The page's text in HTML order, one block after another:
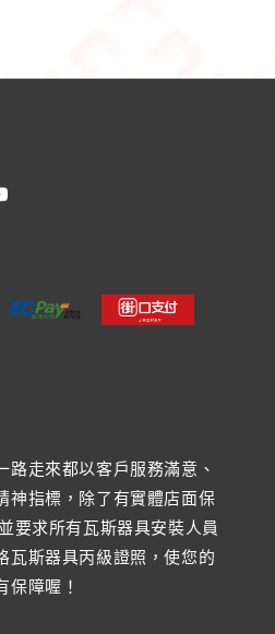
路走來都以客戶服務滿意、
神指標，除了有實體店面保
要求所有瓦斯器具安裝人員
瓦斯器具丙級證照，使您的
保障喔！